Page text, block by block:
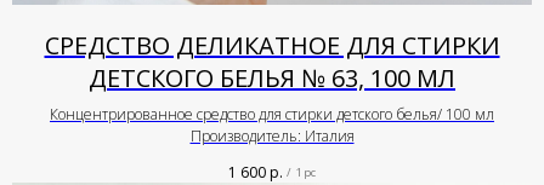
СРЕДСТВО ДЕЛИКАТНОЕ ДЛЯ СТИРКИ
ДЕТСКОГО БЕЛЬЯ № 63, 100 МЛ
Концентрированное средство для стирки детского белья/ 100 мл
Производитель: Италия
1 600р. / 1 pc